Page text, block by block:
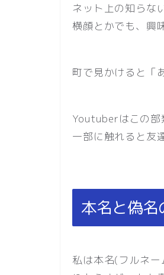
ネット上の知らな
横顔とかでも、興
町で見かけると「
Youtuberはこの部
一部に触れると友
本名と偽名
私は本名(フルネ